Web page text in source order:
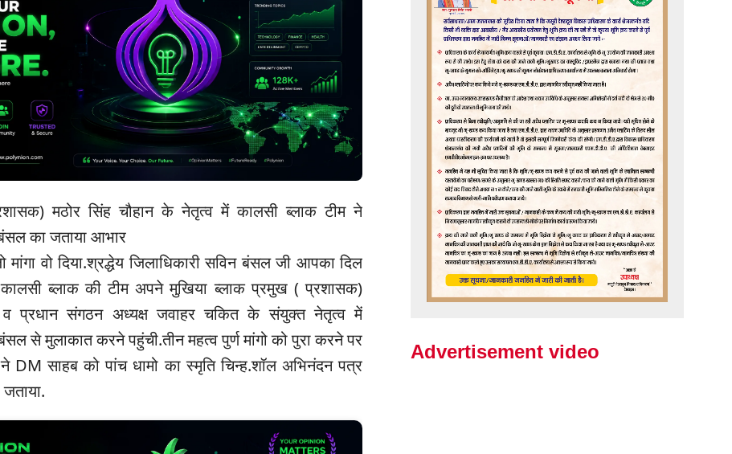
मठोर सिंह चौहान के नेतृत्व में कालसी ब्लाक टीम ने
का जताया आभार
मांगा वो दिया.श्रद्धेय जिलाधिकारी सविन बंसल जी आपका दिल
ब्लाक की टीम अपने मुखिया ब्लाक प्रमुख ( प्रशासक)
व प्रधान संगठन अध्यक्ष जवाहर चकित के संयुक्त नेतृत्व में
से मुलाकात करने पहुंची.तीन महत्व पुर्ण मांगो को पुरा करने पर
DM साहब को पांच धामो का स्मृति चिन्ह.शॉल अभिनंदन पत्र
Advertisement video